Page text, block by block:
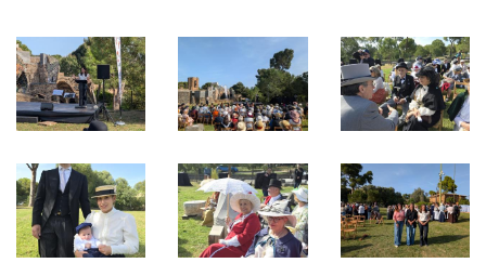
Image Image
Image Image Image